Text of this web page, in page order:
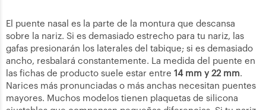
El puente nasal es la parte de la montura que descansa
sobre la nariz. Si es demasiado estrecho para tu nariz, las
gafas presionarán los laterales del tabique; si es demasiado
ancho, resbalará constantemente. La medida del puente en
las fichas de producto suele estar entre 14 mm y 22 mm.
Narices más pronunciadas o más anchas necesitan puentes
mayores. Muchos modelos tienen plaquetas de silicona